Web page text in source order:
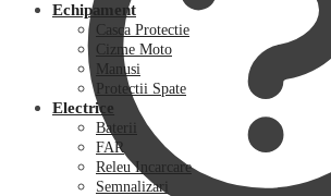
Echipament
Casca Protectie
Cizme Moto
Manusi
Protectii Spate
Electrice
Baterii
FAR
Releu Incarcare
Semnalizari